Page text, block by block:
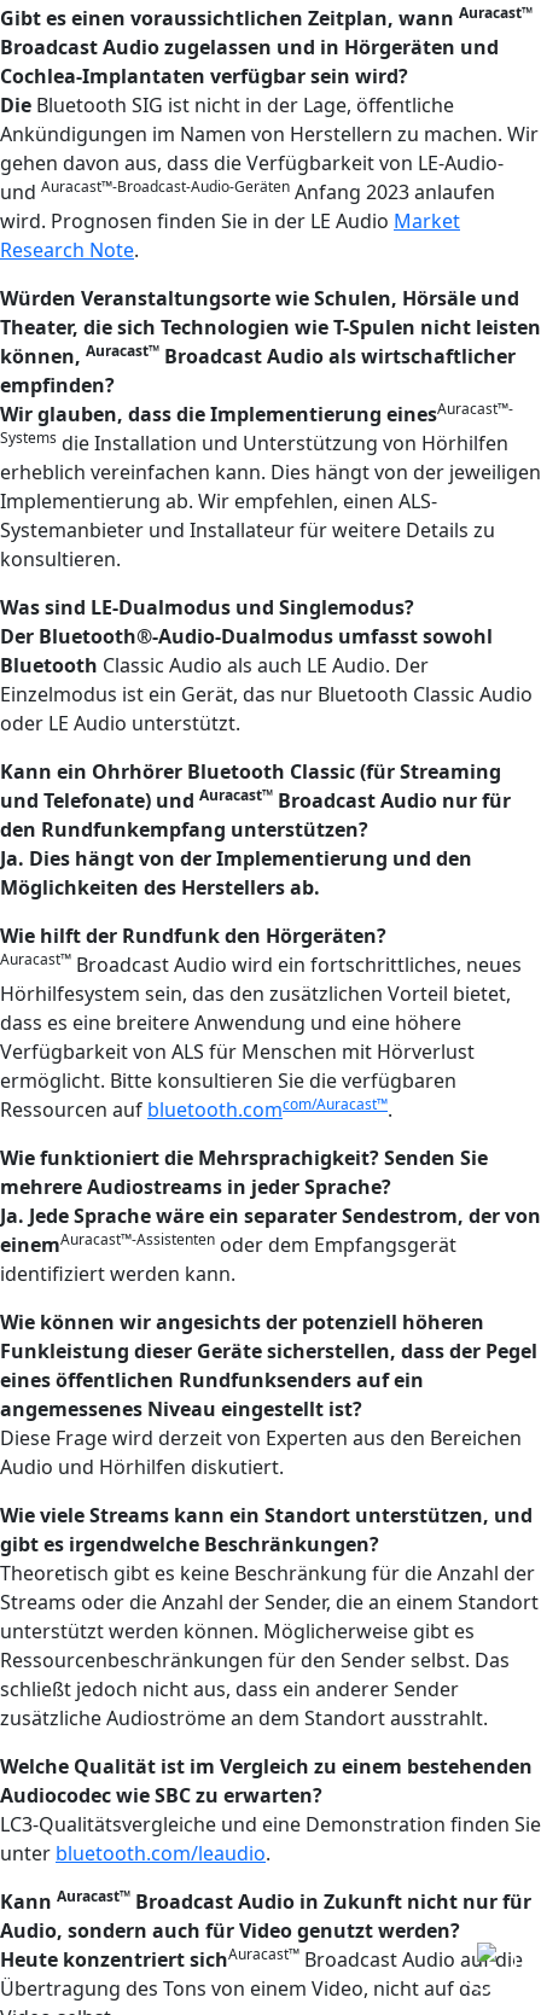
Gibt es einen voraussichtlichen Zeitplan, wann Auracast™
Broadcast Audio zugelassen und in Hörgeräten und
Cochlea-Implantaten verfügbar sein wird?
Die Bluetooth SIG ist nicht in der Lage, öffentliche
Ankündigungen im Namen von Herstellern zu machen. Wir
gehen davon aus, dass die Verfügbarkeit von LE-Audio-
und Auracast™-Broadcast-Audio-Geräten Anfang 2023 anlaufen
wird. Prognosen finden Sie in der LE Audio Market
Research Note.
Würden Veranstaltungsorte wie Schulen, Hörsäle und
Theater, die sich Technologien wie T-Spulen nicht leisten
können, Auracast™ Broadcast Audio als wirtschaftlicher
empfinden?
Wir glauben, dass die Implementierung einesAuracast™-
Systems die Installation und Unterstützung von Hörhilfen
erheblich vereinfachen kann. Dies hängt von der jeweiligen
Implementierung ab. Wir empfehlen, einen ALS-
Systemanbieter und Installateur für weitere Details zu
konsultieren.
Was sind LE-Dualmodus und Singlemodus?
Der Bluetooth®-Audio-Dualmodus umfasst sowohl
Bluetooth Classic Audio als auch LE Audio. Der
Einzelmodus ist ein Gerät, das nur Bluetooth Classic Audio
oder LE Audio unterstützt.
Kann ein Ohrhörer Bluetooth Classic (für Streaming
und Telefonate) und Auracast™ Broadcast Audio nur für
den Rundfunkempfang unterstützen?
Ja. Dies hängt von der Implementierung und den
Möglichkeiten des Herstellers ab.
Wie hilft der Rundfunk den Hörgeräten?
Auracast™ Broadcast Audio wird ein fortschrittliches, neues
Hörhilfesystem sein, das den zusätzlichen Vorteil bietet,
dass es eine breitere Anwendung und eine höhere
Verfügbarkeit von ALS für Menschen mit Hörverlust
ermöglicht. Bitte konsultieren Sie die verfügbaren
Ressourcen auf bluetooth.comcom/Auracast™.
Wie funktioniert die Mehrsprachigkeit? Senden Sie
mehrere Audiostreams in jeder Sprache?
Ja. Jede Sprache wäre ein separater Sendestrom, der von
einemAuracast™-Assistenten oder dem Empfangsgerät
identifiziert werden kann.
Wie können wir angesichts der potenziell höheren
Funkleistung dieser Geräte sicherstellen, dass der Pegel
eines öffentlichen Rundfunksenders auf ein
angemessenes Niveau eingestellt ist?
Diese Frage wird derzeit von Experten aus den Bereichen
Audio und Hörhilfen diskutiert.
Wie viele Streams kann ein Standort unterstützen, und
gibt es irgendwelche Beschränkungen?
Theoretisch gibt es keine Beschränkung für die Anzahl der
Streams oder die Anzahl der Sender, die an einem Standort
unterstützt werden können. Möglicherweise gibt es
Ressourcenbeschränkungen für den Sender selbst. Das
schließt jedoch nicht aus, dass ein anderer Sender
zusätzliche Audioströme an dem Standort ausstrahlt.
Welche Qualität ist im Vergleich zu einem bestehenden
Audiocodec wie SBC zu erwarten?
LC3-Qualitätsvergleiche und eine Demonstration finden Sie
unter bluetooth.com/leaudio.
Kann Auracast™ Broadcast Audio in Zukunft nicht nur für
Audio, sondern auch für Video genutzt werden?
Heute konzentriert sichAuracast™ Broadcast Audio auf die
Übertragung des Tons von einem Video, nicht auf das